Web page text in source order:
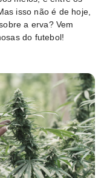
isso não é de hoje,
a erva? Vem
do futebol!